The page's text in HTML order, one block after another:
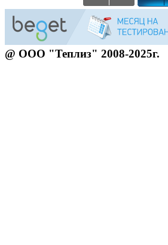
@ ООО "Теплиз" 2008-2025г.